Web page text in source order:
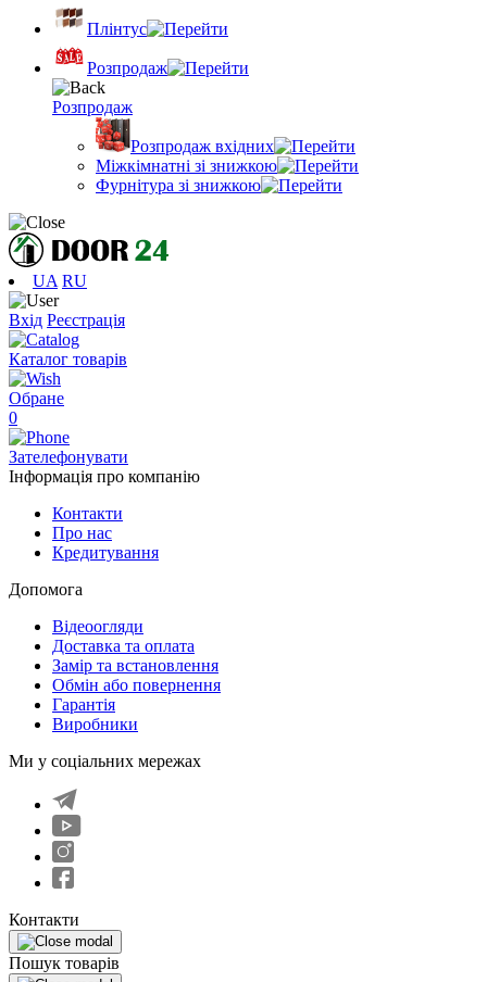
Плінтус
Розпродаж
Розпродаж
Розпродаж вхідних
Міжкімнатні зі знижкою
Фурнітура зі знижкою
UA RU
Вхід Реєстрація
Каталог товарів
Обране
0
Зателефонувати
Інформація про компанію
Контакти
Про нас
Кредитування
Допомога
Відеоогляди
Доставка та оплата
Замір та встановлення
Обмін або повернення
Гарантія
Виробники
Ми у соціальних мережах
Контакти
Пошук товарів